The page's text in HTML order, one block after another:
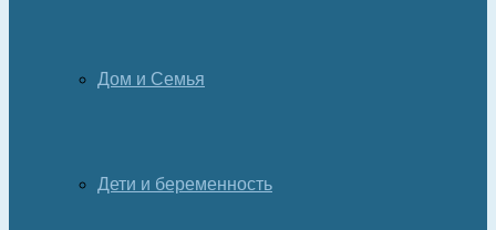
Дом и Семья
Дети и беременность